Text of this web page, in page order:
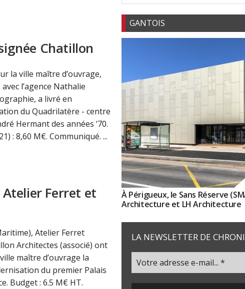
Chatillon
la ville maître d’ouvrage,
l’agence Nathalie
a livré en
du Quadrilatère - centre
Hermant des années ‘70.
: 8,60 M€. Communiqué. ...
Atelier Ferret et
Atelier Ferret
Architectes (associé) ont
maître d’ouvrage la
du premier Palais
Budget : 6.5 M€ HT.
GANTOIS
À Périgueux, le Sans Réserve
Architecture et LH Architecture
LA NEWSLETTER DE